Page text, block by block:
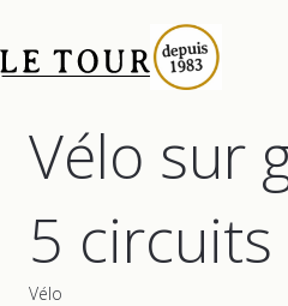
Vélo sur
5 circuits
Vélo